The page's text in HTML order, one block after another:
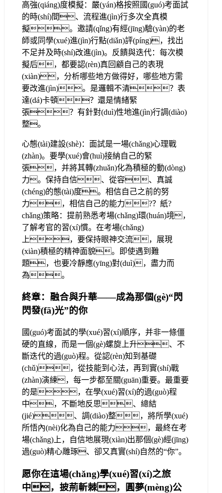
高強(qiáng)度模擬：嚴(yán)格按照國(guó)考面試
的時(shí)間、流程進(jìn)行多次全真模
擬。邀請(qǐng)有經(jīng)驗(yàn)的老
師或同學(xué)進(jìn)行點(diǎn)評(píng)，找出
不足并及時(shí)改進(jìn)。反饋與迭代：每次模
擬后，都要認(rèn)真回顧自己的表現
(xiàn)，分析哪些地方做得好，哪些地方需
要改進(jìn)。是邏輯不清？表
達(dá)卡頓？還是情緒緊
張？有針對(duì)性地進(jìn)行調(diào)
整。
心態(tài)建設(shè)：面試是一場(chǎng)心理戰
(zhàn)。要學(xué)會(huì)接納自己的緊
張，并將其轉(zhuǎn)化為積極的動(dòng)
力。保持自信、從容、真誠
(chéng)的態(tài)度。相信自己之前的努
力，相信自己的能力?？紙?
chǎng)策略：提前熟悉考場(chǎng)環(huán)境，
了解考官的習(xí)慣。在考場(chǎng)
上，要保持眼神交流，展現
(xiàn)積極的精神面貌。即使遇到難
題，也要冷靜應(yīng)對(duì)，盡力而
為。
終章：融合與升華——成為那個(gè)“閃
閃發(fā)光”的你
國(guó)考面試的學(xué)習(xí)順序，并非一條僵
硬的直線，而是一個(gè)螺旋上升、不
斷迭代的過(guò)程。從認(rèn)知到基礎
(chǔ)，從技能到心法，再到實(shí)戰
(zhàn)演練，每一步都至關(guān)重要。最重要
的是，在學(xué)習(xí)的過(guò)程
中，不斷地反思、總結
(jié)、調(diào)整，將所學(xué)
所悟內(nèi)化為自己的能力，最終在考
場(chǎng)上，自信地展現(xiàn)出那個(gè)經(jīng)
過(guò)精心雕琢、卻又真實(shí)自然的“你”。
愿你在這場(chǎng)學(xué)習(xí)之旅
中，披荊斬棘，圓夢(mèng)公